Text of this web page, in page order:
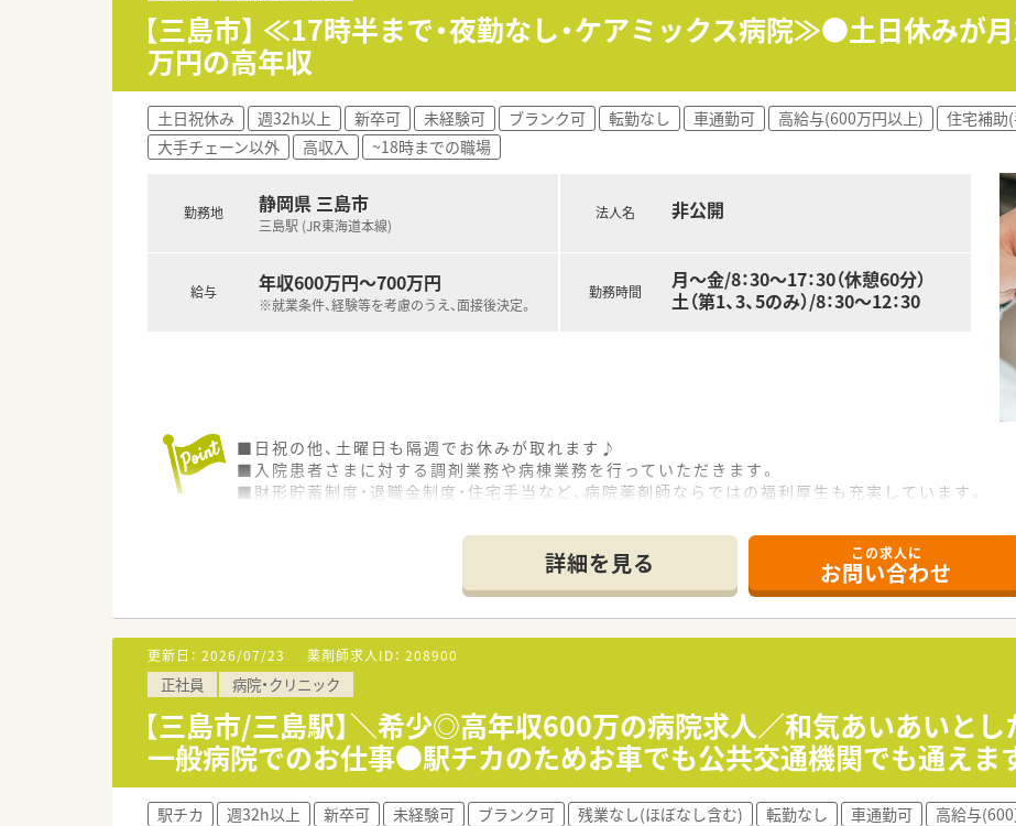
＼ 同店の特徴 ／
・漢方相談や栄養相談などトータルで患者様をサポートしております。
・薬剤師複数人体制で来局される患者様をお迎えしております。
※時間帯により一人になるケースもございます。
【三島市】 ≪17時半まで・夜勤なし・ケアミックス病院≫●土日休み
万円の高年収
土日祝休み 週32h以上 新卒可 未経験可 ブランク可 転勤なし 車通勤可 高給与(600万円以上) 住宅補助
大手チェーン以外
高収入 ~18時までの職場
勤務地 静岡県 三島市
三島駅 (JR東海道本線)
給与 年収600万円～700万円
※就業条件、経験等を考慮のうえ、面接後決定。
法人名 非公開
勤務時間
月～金/8：30～17：30（休憩60分）
土（第1、3、5のみ）/8：30～12：30
■日祝の他、土曜日も隔週でお休みが取れます♪
■入院患者さまに対する調剤業務や病棟業務を行っていただきます。
■財形貯蓄制度・退職金制度・住宅手当など、病院薬剤師ならではの福利厚生も充実しています。
詳細を見る この求人に
お問い合わせ
更新日： 2026/07/23 薬剤師求人ID： 208900
正社員 病院・クリニック
【三島市/三島駅】＼希少◎高年収600万の病院求人／和気あいあいと
一般病院でのお仕事●駅チカのためお車でも公共交通機関でも通えま
駅チカ 週32h以上 新卒可 未経験可 ブランク可 残業なし(ほぼなし含む) 転勤なし 車通勤可 高給与